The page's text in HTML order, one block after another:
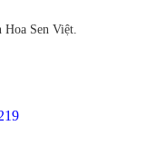
Sen Việt.